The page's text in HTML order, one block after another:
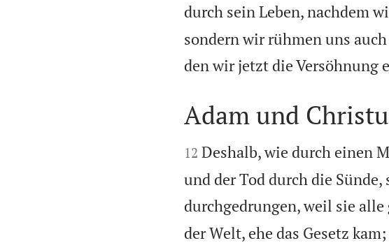
durch sein Leben, nachdem
sondern wir rühmen uns
den wir jetzt die Versöhnung

Adam und

12 Deshalb, wie durch einen
und der Tod durch die
durchgedrungen, weil sie
der Welt, ehe das Gesetz